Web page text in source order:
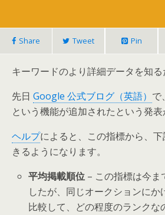
Share Tweet Pin
キーワードのより詳細データを知る
先日 Google 公式ブログ（英語） で
という機能が追加されたという発表
ヘルプによると、この指標から、
きるようになります。
平均掲載順位 – この指標は今ま
したが、同じオークションにか
比較して、どの程度のランクな